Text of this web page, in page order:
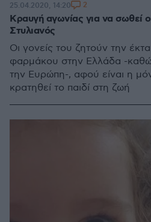
Κραυγή αγωνίας για να σωθεί
Στυλιανός
Οι γονείς του ζητούν την
φαρμάκου στην Ελλάδα -
την Ευρώπη-, αφού είναι η
κρατηθεί το παιδί στη ζωή
25.04.2020, 14:20 2